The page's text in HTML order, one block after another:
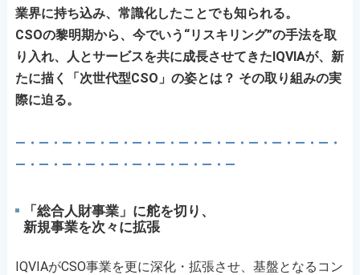
業界に持ち込み、常識化したことでも知られる。
CSOの黎明期から、今でいう“リスキリング”の手法を取
り入れ、人とサービスを共に成長させてきたIQVIAが、新
たに描く「次世代型CSO」の姿とは？ その取り組みの実
際に迫る。
―・―・―・―・― ・―・―・―・―・ ―・―・―・―・― ・
―・―・―・―・― ・―・―・―・ ―・ ―
「総合人財事業」に舵を切り、
新規事業を次々に拡張
IQVIAがCSO事業を更に深化・拡張させ、基盤となるコン